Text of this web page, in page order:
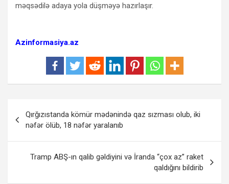
məqsədilə adaya yola düşməyə hazırlaşır.
Azinformasiya.az
naviqasiyası
Qırğızıstanda kömür mədənində qaz sızması olub, iki
nəfər ölüb, 18 nəfər yaralanıb
Tramp ABŞ-ın qalib gəldiyini və İranda “çox az” raket
qaldığını bildirib